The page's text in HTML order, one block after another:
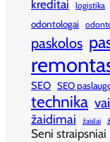
kreditai logistika
odontologai
paskolos
SEO SEO
technika
žaidimai žaislai
Seni straipsniai